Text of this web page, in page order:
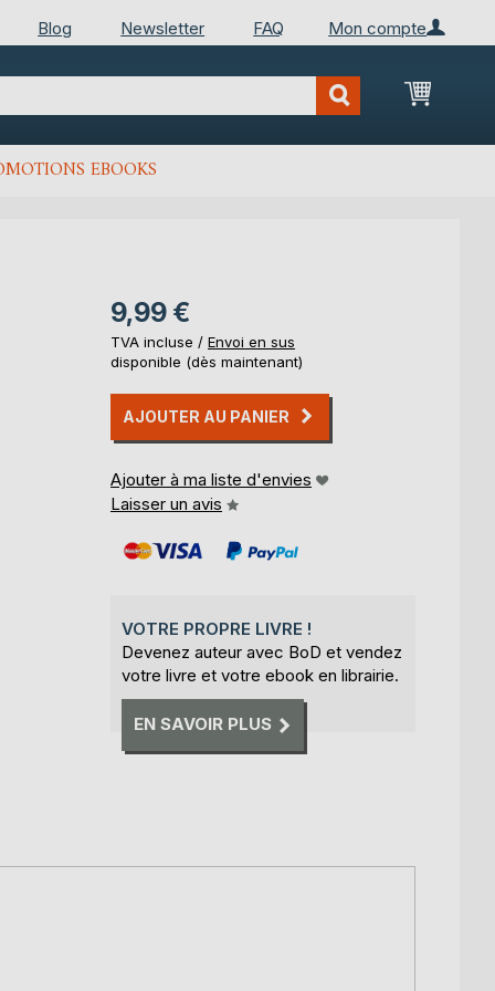
Mon compte
Blog Newsletter FAQ
Mon
EBOOKS
9,99 €
TVA incluse / Envoi en sus
disponible (dès maintenant)
AJOUTER AU PANIER
Ajouter à ma liste d'envies
Laisser un avis
VOTRE PROPRE LIVRE !
Devenez auteur avec BoD et vendez
votre livre et votre ebook en librairie.
EN SAVOIR PLUS